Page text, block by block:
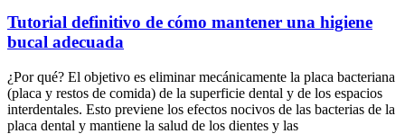
Tutorial definitivo de cómo mantener una higiene
bucal adecuada
¿Por qué? El objetivo es eliminar mecánicamente la placa bacteriana
(placa y restos de comida) de la superficie dental y de los espacios
interdentales. Esto previene los efectos nocivos de las bacterias de la
placa dental y mantiene la salud de los dientes y las